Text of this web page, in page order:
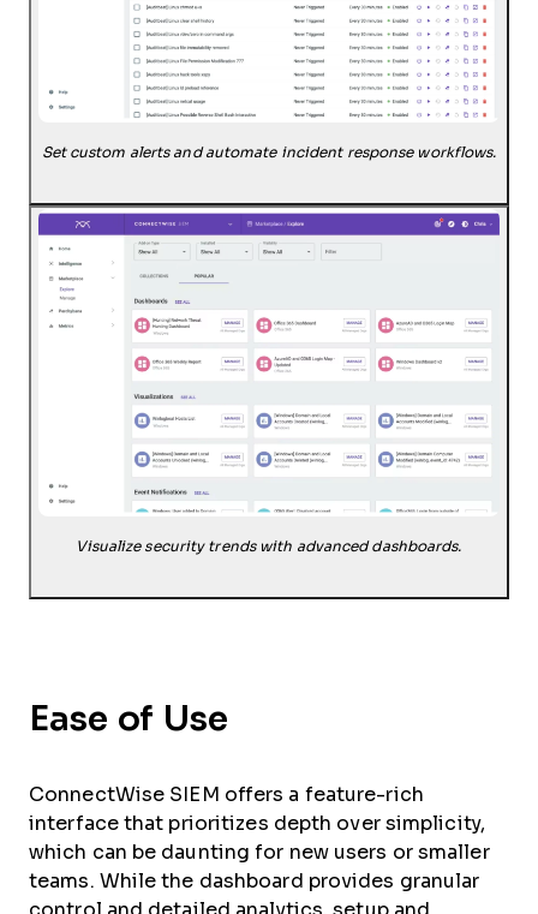
Set custom alerts and automate incident response workflows.
Visualize security trends with advanced dashboards.
Ease of Use
ConnectWise SIEM offers a feature-rich
interface that prioritizes depth over simplicity,
which can be daunting for new users or smaller
teams. While the dashboard provides granular
control and detailed analytics, setup and